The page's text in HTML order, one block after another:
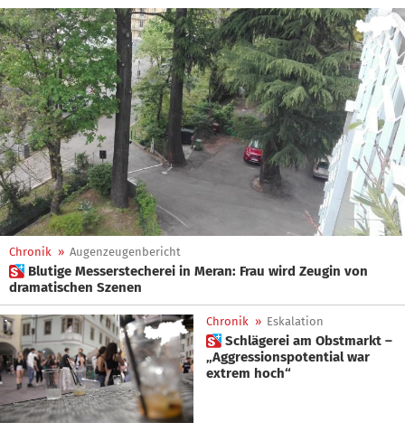
Chronik » Augenzeugenbericht
 Blutige Messerstecherei in Meran: Frau wird Zeugin von
dramatischen Szenen
Chronik » Eskalation
 Schlägerei am Obstmarkt –
„Aggressionspotential war
extrem hoch“